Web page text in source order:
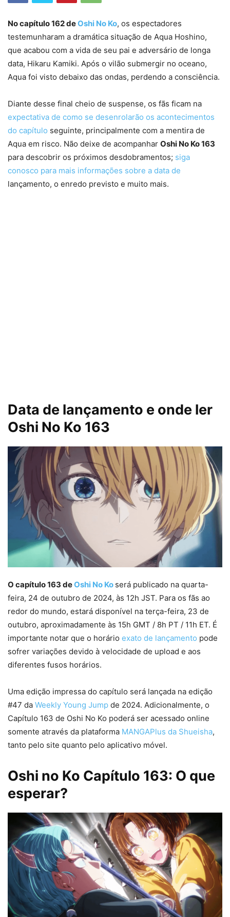
No capítulo 162 deOshi No Ko, os espectadores
testemunharam a dramática situação de Aqua Hoshino,
que acabou com a vida de seu pai e adversário de longa
data, Hikaru Kamiki. Após o vilão submergir no oceano,
Aqua foi visto debaixo das ondas, perdendo a consciência.
Diante desse final cheio de suspense, os fãs ficam na
expectativa de como se desenrolarão os acontecimentos
do capítulo seguinte, principalmente com a mentira de
Aqua em risco. Não deixe de acompanhar Oshi No Ko 163
para descobrir os próximos desdobramentos; siga
conosco para mais informações sobre a data de
lançamento, o enredo previsto e muito mais.
Data de lançamento e onde ler
Oshi No Ko 163
O capítulo 163 deOshi No Ko será publicado na quarta-
feira, 24 de outubro de 2024, às 12h JST. Para os fãs ao
redor do mundo, estará disponível na terça-feira, 23 de
outubro, aproximadamente às 15h GMT / 8h PT / 11h ET. É
importante notar que o horário exato de lançamento pode
sofrer variações devido à velocidade de upload e aos
diferentes fusos horários.
Uma edição impressa do capítulo será lançada na edição
#47 da Weekly Young Jump de 2024. Adicionalmente, o
Capítulo 163 de Oshi No Ko poderá ser acessado online
somente através da plataforma MANGAPlus da Shueisha,
tanto pelo site quanto pelo aplicativo móvel.
Oshi no Ko Capítulo 163: O que
esperar?